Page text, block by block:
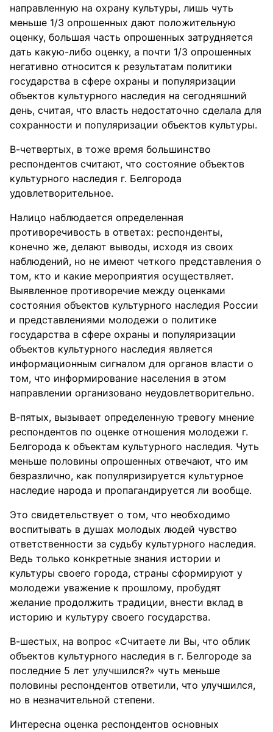
направленную на охрану культуры, лишь чуть
меньше 1/3 опрошенных дают положительную
оценку, большая часть опрошенных затрудняется
дать какую-либо оценку, а почти 1/3 опрошенных
негативно относится к результатам политики
государства в сфере охраны и популяризации
объектов культурного наследия на сегодняшний
день, считая, что власть недостаточно сделала для
сохранности и популяризации объектов культуры.
В-четвертых, в тоже время большинство
респондентов считают, что состояние объектов
культурного наследия г. Белгорода
удовлетворительное.
Налицо наблюдается определенная
противоречивость в ответах: респонденты,
конечно же, делают выводы, исходя из своих
наблюдений, но не имеют четкого представления о
том, кто и какие мероприятия осуществляет.
Выявленное противоречие между оценками
состояния объектов культурного наследия России
и представлениями молодежи о политике
государства в сфере охраны и популяризации
объектов культурного наследия является
информационным сигналом для органов власти о
том, что информирование населения в этом
направлении организовано неудовлетворительно.
В-пятых, вызывает определенную тревогу мнение
респондентов по оценке отношения молодежи г.
Белгорода к объектам культурного наследия. Чуть
меньше половины опрошенных отвечают, что им
безразлично, как популяризируется культурное
наследие народа и пропагандируется ли вообще.
Это свидетельствует о том, что необходимо
воспитывать в душах молодых людей чувство
ответственности за судьбу культурного наследия.
Ведь только конкретные знания истории и
культуры своего города, страны сформируют у
молодежи уважение к прошлому, пробудят
желание продолжить традиции, внести вклад в
историю и культуру своего государства.
В-шестых, на вопрос «Считаете ли Вы, что облик
объектов культурного наследия в г. Белгороде за
последние 5 лет улучшился?» чуть меньше
половины респондентов ответили, что улучшился,
но в незначительной степени.
Интересна оценка респондентов основных